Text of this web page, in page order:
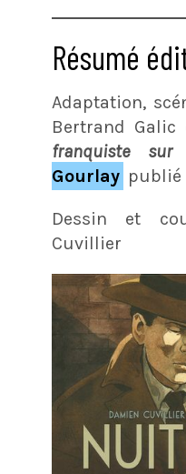
Résumé
Adaptation,
Bertrand Galic
franquiste sur
Gourlay publié
Dessin et
Cuvillier